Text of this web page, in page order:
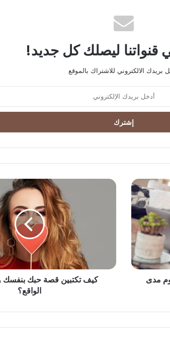
ليصلك كل جديد!
بريدك الالكتروني للاشتراك بالموقع
مدى
كيف تكتبين قصة حبك بنفسك
الواقع؟